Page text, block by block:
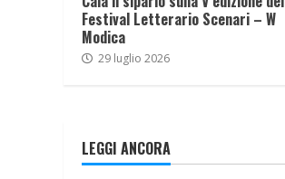
Festival Letterario Scenari – W
Modica
29 luglio 2026
LEGGI ANCORA